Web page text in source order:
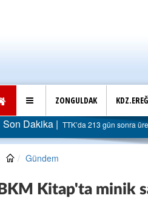
ZONGULDAK
Son Dakika | AK Parti Ereğli İlçe
Gündem
BKM Kitap'ta minik